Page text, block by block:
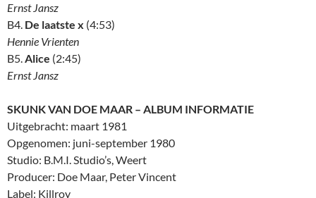
Ernst Jansz
B4. De laatste x (4:53)
Hennie Vrienten
B5.Alice (2:45)
Ernst Jansz
SKUNK VAN DOE MAAR – ALBUM INFORMATIE
Uitgebracht: maart 1981
Opgenomen: juni-september 1980
Studio: B.M.I. Studio’s, Weert
Producer: Doe Maar, Peter Vincent
Label: Killroy